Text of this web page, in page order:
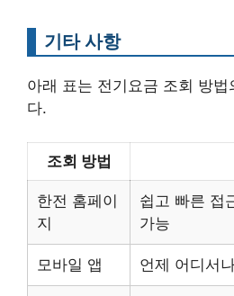
기타 사항
아래 표는 전기요금 조회 방법
다.
조회 방법
한전 홈페이
지
쉽고 빠른 접
가능
모바일 앱 언제 어디서